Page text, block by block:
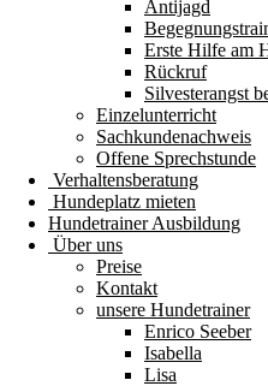
Antijagd
Erste Hilfe am
Rückruf
Silvesterangst
Einzelunterricht
Sachkundenachweis
Offene Sprechstunde
Verhaltensberatung
Hundeplatz mieten
Hundetrainer Ausbildung
Über uns
Preise
Kontakt
unsere Hundetrainer
Enrico Seeber
Isabella
Lisa